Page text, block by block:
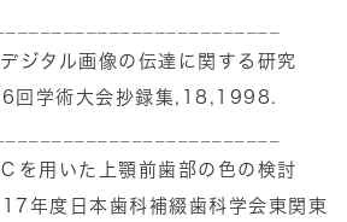
ジタル画像の伝達に関する研究
6回学術大会抄録集,18,1998.
を用いた上顎前歯部の色の検討
年度日本歯科補綴歯科学会東関東